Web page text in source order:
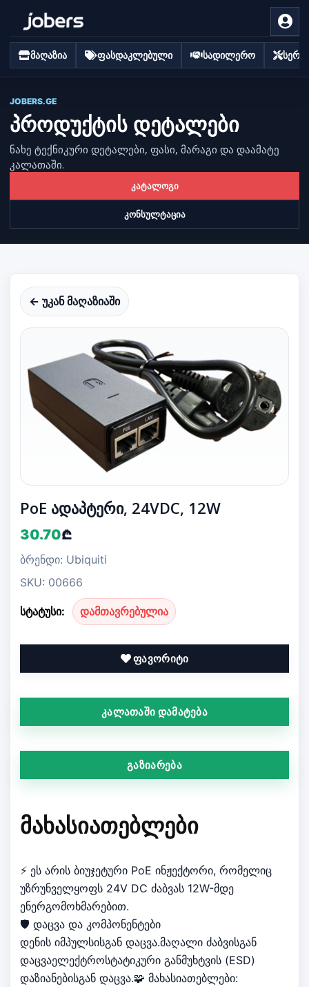
მაღაზია ფასდაკლებული სადილერო
JOBERS.GE
პროდუქტის დეტალები
ნახე ტექნიკური დეტალები, ფასი, მარაგი და დაამატე
კალათაში.
კატალოგი
კონსულტაცია
← უკან მაღაზიაში
PoE ადაპტერი, 24VDC, 12W
30.70₾
ბრენდი: Ubiquiti
SKU: 00666
სტატუსი: დამთავრებულია
ფავორიტი
კალათაში დამატება
გაზიარება
ᲛᲐᲮᲐᲡᲘᲐᲗᲔᲑᲚᲔᲑᲘ
⚡ ეს არის ბიუჯეტური PoE ინჟექტორი, რომელიც
უზრუნველყოფს 24V DC ძაბვას 12W-მდე
ენერგომოხმარებით.
🛡️ დაცვა და კომპონენტები
დენის იმპულსისგან დაცვა.მაღალი ძაბვისგან
დაცვაელექტროსტატიკური განმუხტვის (ESD)
დაზიანებისგან დაცვა.🧩 მახასიათებლები: